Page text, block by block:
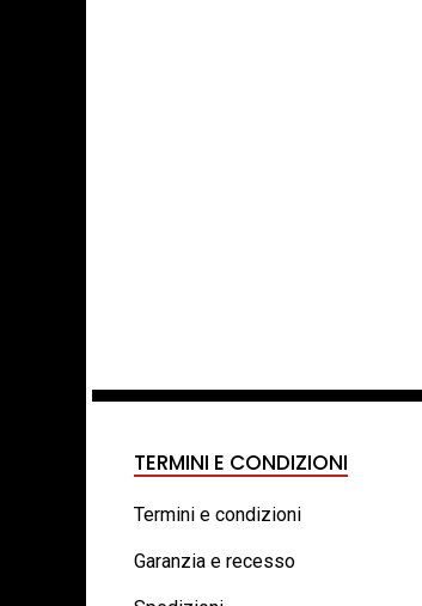
TERMINI E CONDIZIONI
Termini e condizioni
Garanzia e recesso